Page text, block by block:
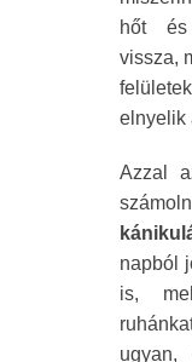
hőt és
vissza,
elnyelik
Azzal
napból
is,
ugyan,